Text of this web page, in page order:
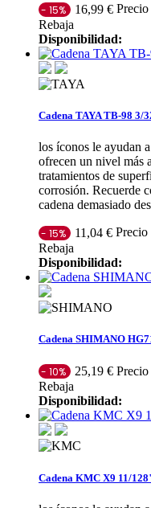
- 15% 16,99 €
Rebaja
Disponibilidad:
Cadena TAYA TB-98 3/
los íconos le ayudan
ofrecen un nivel más
tratamientos de
corrosión. Recuerde
cadena demasiado
- 15% 11,04 € Precio
Rebaja
Disponibilidad:
Cadena SHIMANO
- 10% 25,19 €
Rebaja
Disponibilidad:
Cadena KMC X9 11/